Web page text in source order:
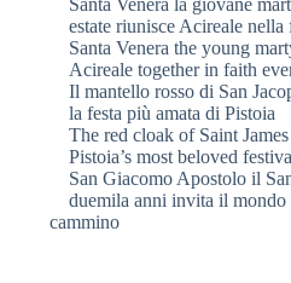
estate riunisce Acireale nella
Santa Venera the young
Acireale together in faith
Il mantello rosso di San
la festa più amata di Pistoia
The red cloak of Saint
Pistoia’s most beloved
San Giacomo Apostolo il
duemila anni invita il mondo
cammino